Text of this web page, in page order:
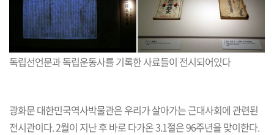
독립선언문과 독립운동사를 기록한 사료들이 전시되어있다
광화문 대한민국역사박물관은 우리가 살아가는 근대사회에 관련된
전시관이다. 2월이 지난 후 바로 다가온 3.1절은 96주년을 맞이한다.